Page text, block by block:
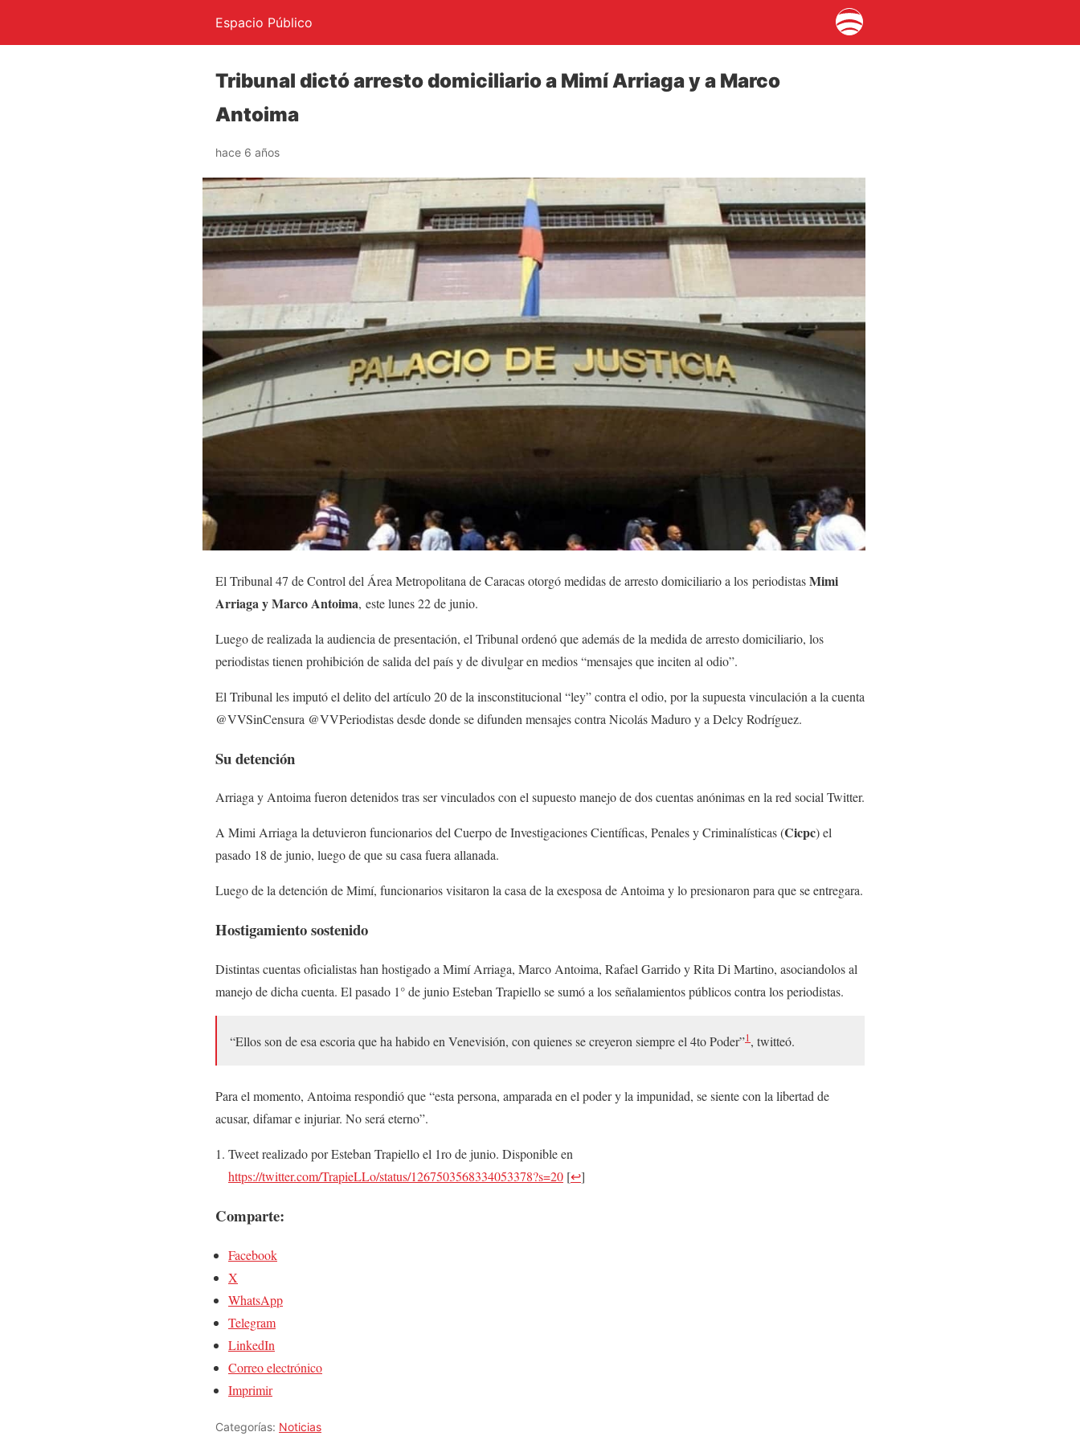
Espacio Público
Tribunal dictó arresto domiciliario a Mimí Arriaga y a Marco
Antoima
hace 6 años
El Tribunal 47 de Control del Área Metropolitana de Caracas otorgó medidas de arresto domiciliario a los periodistasMimi
Arriaga y Marco Antoima, este lunes 22 de junio.
Luego de realizada la audiencia de presentación, el Tribunal ordenó que además de la medida de arresto domiciliario, los
periodistas tienen prohibición de salida del país y de divulgar en medios “mensajes que inciten al odio”.
El Tribunal les imputó el delito del artículo 20 de la insconstitucional “ley” contra el odio, por la supuesta vinculación a la cuenta
@VVSinCensura @VVPeriodistas desde donde se difunden mensajes contra Nicolás Maduro y a Delcy Rodríguez.
Su detención
Arriaga y Antoima fueron detenidos tras ser vinculados con el supuesto manejo de dos cuentas anónimas en la red social Twitter.
A Mimi Arriaga la detuvieron funcionarios del Cuerpo de Investigaciones Científicas, Penales y Criminalísticas (Cicpc) el
pasado 18 de junio, luego de que su casa fuera allanada.
Luego de la detención de Mimí, funcionarios visitaron la casa de la exesposa de Antoima y lo presionaron para que se entregara.
Hostigamiento sostenido
Distintas cuentas oficialistas han hostigado a Mimí Arriaga, Marco Antoima, Rafael Garrido y Rita Di Martino, asociandolos al
manejo de dicha cuenta. El pasado 1° de junio Esteban Trapiello se sumó a los señalamientos públicos contra los periodistas.
“Ellos son de esa escoria que ha habido en Venevisión, con quienes se creyeron siempre el 4to Poder”1, twitteó.
Para el momento, Antoima respondió que “esta persona, amparada en el poder y la impunidad, se siente con la libertad de
acusar, difamar e injuriar. No será eterno”.
Tweet realizado por Esteban Trapiello el 1ro de junio. Disponible en
https://twitter.com/TrapieLLo/status/1267503568334053378?s=20 [↩]
Comparte:
Facebook
X
WhatsApp
Telegram
LinkedIn
Correo electrónico
Imprimir
Categorías: Noticias